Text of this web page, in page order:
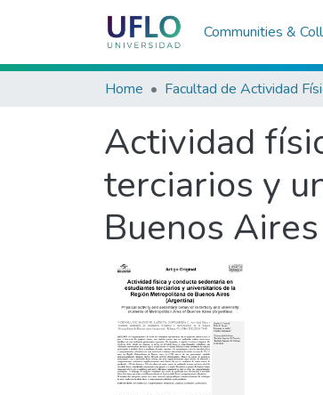
Communities &
Home
Actividad
terciarios y
Buenos